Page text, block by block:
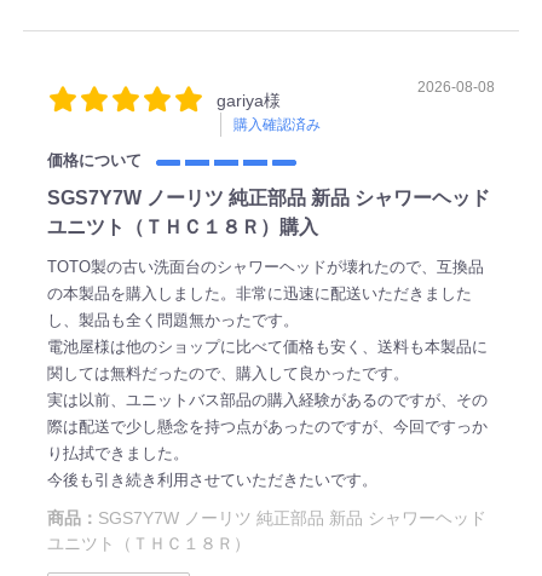
gariya様
購入確認済み
2026-08-08
価格について
SGS7Y7W ノーリツ 純正部品 新品 シャワーヘッド
ユニツト（ＴＨＣ１８Ｒ）購入
TOTO製の古い洗面台のシャワーヘッドが壊れたので、互換品
の本製品を購入しました。非常に迅速に配送いただきました
し、製品も全く問題無かったです。
電池屋様は他のショップに比べて価格も安く、送料も本製品に
関しては無料だったので、購入して良かったです。
実は以前、ユニットバス部品の購入経験があるのですが、その
際は配送で少し懸念を持つ点があったのですが、今回ですっか
り払拭できました。
今後も引き続き利用させていただきたいです。
商品： SGS7Y7W ノーリツ 純正部品 新品 シャワーヘッド
ユニツト（ＴＨＣ１８Ｒ）